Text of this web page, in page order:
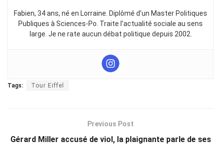
Fabien, 34 ans, né en Lorraine. Diplômé d’un Master Politiques
Publiques à Sciences-Po. Traite l’actualité sociale au sens
large. Je ne rate aucun débat politique depuis 2002.
Tags: Tour Eiffel
Previous Post
Gérard Miller accusé de viol, la plaignante parle de ses